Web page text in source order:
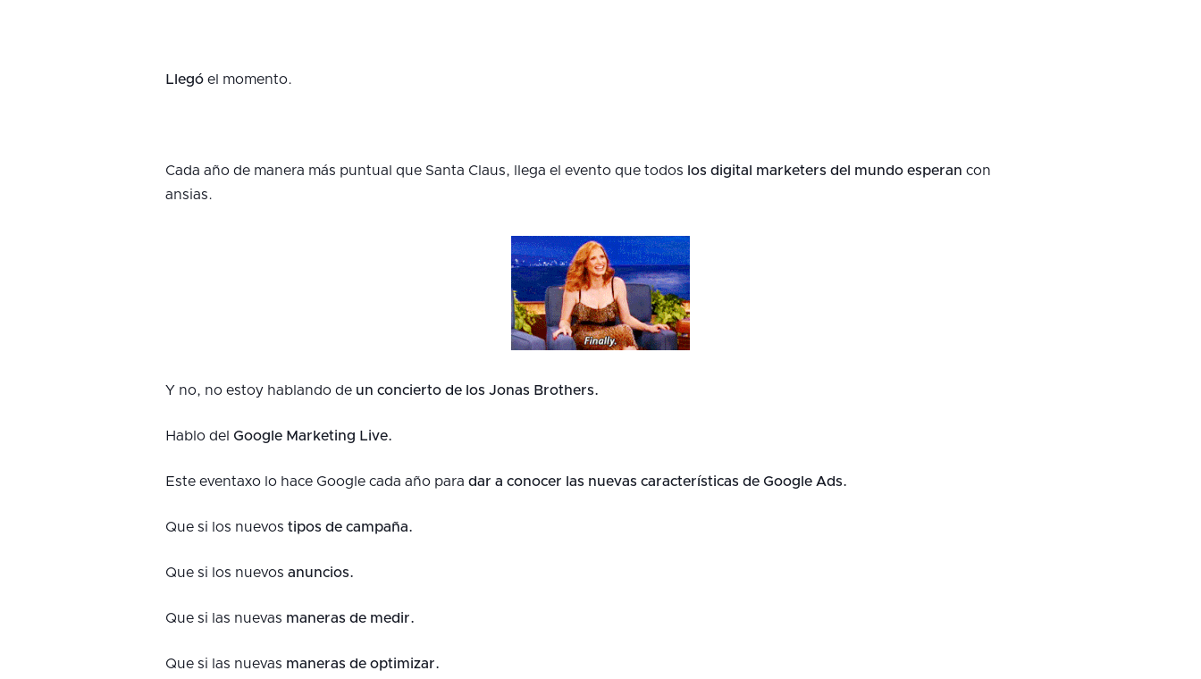
Llegó el momento.
Cada año de manera más puntual que Santa Claus, llega el evento que todos los digital marketers del mundo esperan con
ansias.
Y no, no estoy hablando de un concierto de los Jonas Brothers.
Hablo del Google Marketing Live.
Este eventaxo lo hace Google cada año para dar a conocer las nuevas características de Google Ads.
Que si los nuevos tipos de campaña.
Que si los nuevos anuncios.
Que si las nuevas maneras de medir.
Que si las nuevas maneras de optimizar.